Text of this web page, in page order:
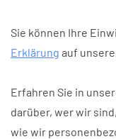
Sie können Ihre
Erklärung auf
Erfahren Sie in
darüber, wer wir
wie wir